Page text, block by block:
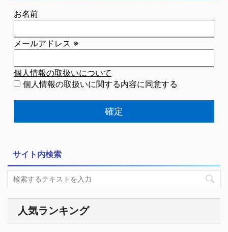
お名前
メールアドレス ※
個人情報の取扱いについて
個人情報の取扱いに関する内容に同意する
サイト内検索
人気ランキング